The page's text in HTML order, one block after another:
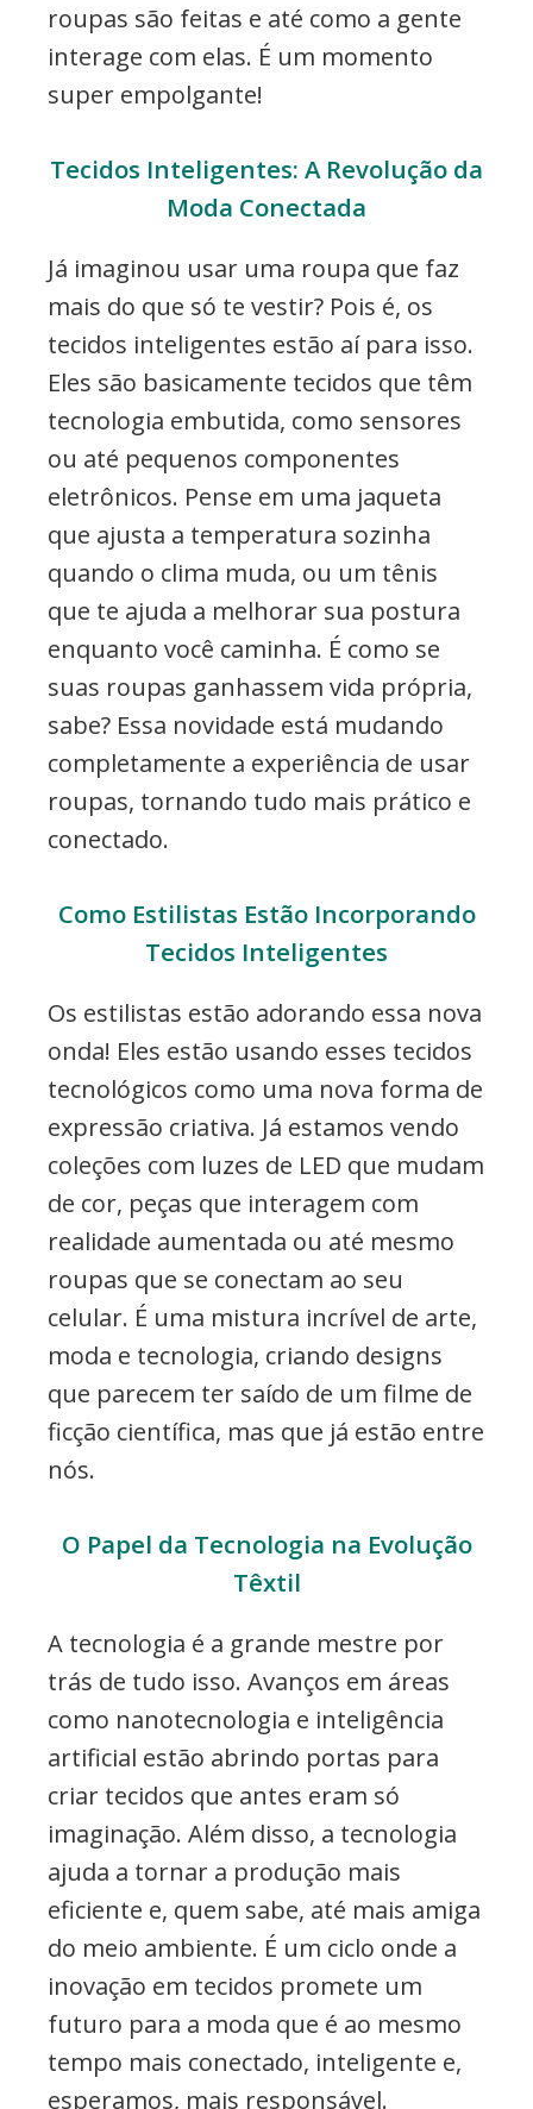
roupas são feitas e até como a gente
interage com elas. É um momento
super empolgante!
Tecidos Inteligentes: A Revolução da
Moda Conectada
Já imaginou usar uma roupa que faz
mais do que só te vestir? Pois é, os
tecidos inteligentes estão aí para isso.
Eles são basicamente tecidos que têm
tecnologia embutida, como sensores
ou até pequenos componentes
eletrônicos. Pense em uma jaqueta
que ajusta a temperatura sozinha
quando o clima muda, ou um tênis
que te ajuda a melhorar sua postura
enquanto você caminha. É como se
suas roupas ganhassem vida própria,
sabe? Essa novidade está mudando
completamente a experiência de usar
roupas, tornando tudo mais prático e
conectado.
Como Estilistas Estão Incorporando
Tecidos Inteligentes
Os estilistas estão adorando essa nova
onda! Eles estão usando esses tecidos
tecnológicos como uma nova forma de
expressão criativa. Já estamos vendo
coleções com luzes de LED que mudam
de cor, peças que interagem com
realidade aumentada ou até mesmo
roupas que se conectam ao seu
celular. É uma mistura incrível de arte,
moda e tecnologia, criando designs
que parecem ter saído de um filme de
ficção científica, mas que já estão entre
nós.
O Papel da Tecnologia na Evolução
Têxtil
A tecnologia é a grande mestre por
trás de tudo isso. Avanços em áreas
como nanotecnologia e inteligência
artificial estão abrindo portas para
criar tecidos que antes eram só
imaginação. Além disso, a tecnologia
ajuda a tornar a produção mais
eficiente e, quem sabe, até mais amiga
do meio ambiente. É um ciclo onde a
inovação em tecidos promete um
futuro para a moda que é ao mesmo
tempo mais conectado, inteligente e,
esperamos, mais responsável.